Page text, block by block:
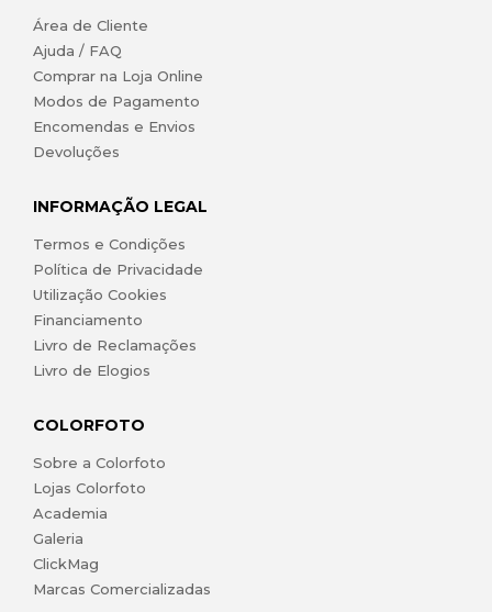
Área de Cliente
Ajuda / FAQ
Comprar na Loja Online
Modos de Pagamento
Encomendas e Envios
Devoluções
INFORMAÇÃO LEGAL
Termos e Condições
Política de Privacidade
Utilização Cookies
Financiamento
Livro de Reclamações
Livro de Elogios
COLORFOTO
Sobre a Colorfoto
Lojas Colorfoto
Academia
Galeria
ClickMag
Marcas Comercializadas